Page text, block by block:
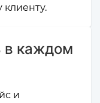
клиенту.
в каждом
и